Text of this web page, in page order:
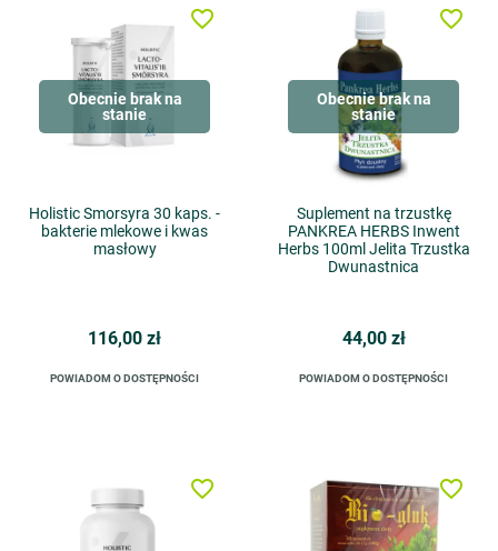
Obecnie brak na
stanie
Holistic Smorsyra 30 kaps. -
bakterie mlekowe i kwas
masłowy
116,00 zł
POWIADOM O DOSTĘPNOŚCI
favorite_border
Obecnie brak na
stanie
Suplement na trzustkę
PANKREA HERBS Inwent
Herbs 100ml Jelita Trzustka
Dwunastnica
44,00 zł
POWIADOM O DOSTĘPNOŚCI
favorite_border
favorite_border favorite_border